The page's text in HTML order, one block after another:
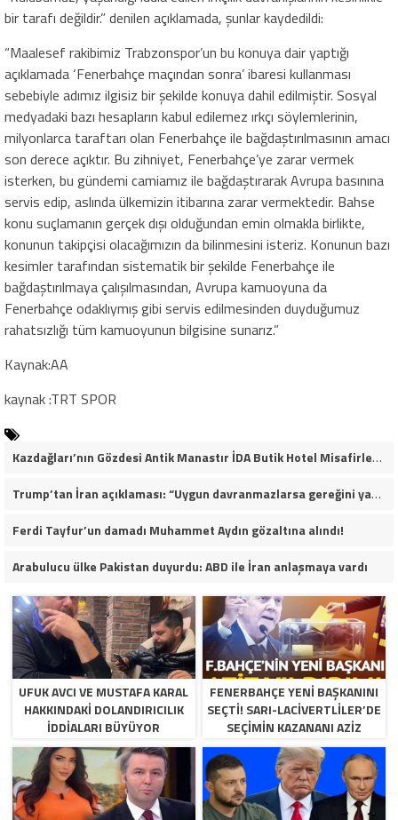
bir tarafı değildir.” denilen açıklamada, şunlar kaydedildi:
“Maalesef rakibimiz Trabzonspor’un bu konuya dair yaptığı
açıklamada ‘Fenerbahçe maçından sonra’ ibaresi kullanması
sebebiyle adımız ilgisiz bir şekilde konuya dahil edilmiştir. Sosyal
medyadaki bazı hesapların kabul edilemez ırkçı söylemlerinin,
milyonlarca taraftarı olan Fenerbahçe ile bağdaştırılmasının amacı
son derece açıktır. Bu zihniyet, Fenerbahçe’ye zarar vermek
isterken, bu gündemi camiamız ile bağdaştırarak Avrupa basınına
servis edip, aslında ülkemizin itibarına zarar vermektedir. Bahse
konu suçlamanın gerçek dışı olduğundan emin olmakla birlikte,
konunun takipçisi olacağımızın da bilinmesini isteriz. Konunun bazı
kesimler tarafından sistematik bir şekilde Fenerbahçe ile
bağdaştırılmaya çalışılmasından, Avrupa kamuoyuna da
Fenerbahçe odaklıymış gibi servis edilmesinden duyduğumuz
rahatsızlığı tüm kamuoyunun bilgisine sunarız.”
Kaynak:AA
kaynak :TRT SPOR
Kazdağları’nın Gözdesi Antik Manastır İDA Butik Hotel Misafirlerinden Tam Not Alıyor
Trump’tan İran açıklaması: “Uygun davranmazlarsa gereğini yaparım”
Ferdi Tayfur’un damadı Muhammet Aydın gözaltına alındı!
Arabulucu ülke Pakistan duyurdu: ABD ile İran anlaşmaya vardı
UFUK AVCI VE MUSTAFA KARAL
HAKKINDAKI DOLANDIRICILIK
İDDIALARI BÜYÜYOR
FENERBAHÇE YENI BAŞKANINI
SEÇTI! SARI-LACIVERTLILER’DE
SEÇIMIN KAZANANI AZIZ
YILDIRIM OLDU